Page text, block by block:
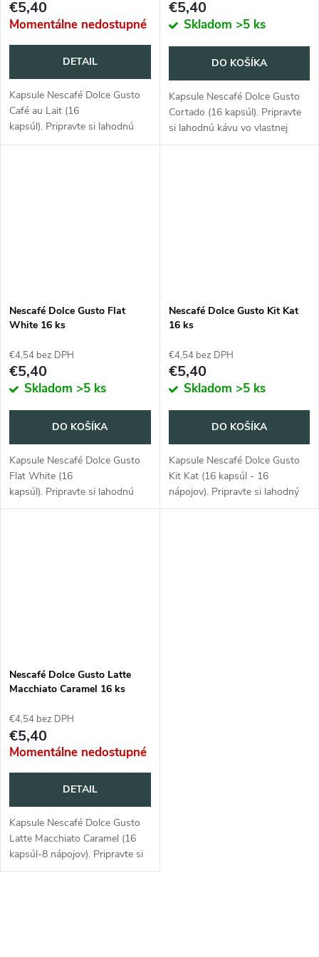
€5,40
Momentálne nedostupné
DETAIL
Kapsule Nescafé Dolce Gusto
Café au Lait (16
kapsúl). Pripravte si lahodnú
kávu vo vlastnej domácnosti.
€5,40
Skladom >5 ks
DO KOŠÍKA
Kapsule Nescafé Dolce Gusto
Cortado (16 kapsúl). Pripravte
si lahodnú kávu vo vlastnej
domácnosti.
Nescafé Dolce Gusto Flat
White 16 ks
€4,54 bez DPH
€5,40
Skladom >5 ks
DO KOŠÍKA
Kapsule Nescafé Dolce Gusto
Flat White (16
kapsúl). Pripravte si lahodnú
kávu vo vlastnej domácnosti.
Nescafé Dolce Gusto Kit Kat
16 ks
€4,54 bez DPH
€5,40
Skladom >5 ks
DO KOŠÍKA
Kapsule Nescafé Dolce Gusto
Kit Kat (16 kapsúl - 16
nápojov). Pripravte si lahodný
kakaový nápoj s príchuťou
Nescafé Dolce Gusto Latte
Macchiato Caramel 16 ks
€4,54 bez DPH
€5,40
Momentálne nedostupné
DETAIL
Kapsule Nescafé Dolce Gusto
Latte Macchiato Caramel (16
kapsúl-8 nápojov). Pripravte si
lahodnú kávu vo vlastnej